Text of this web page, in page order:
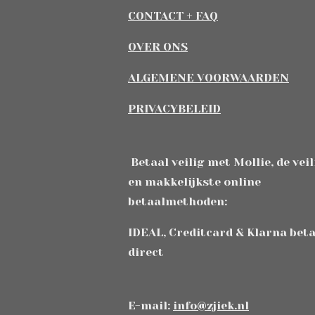
CONTACT + FAQ
OVER ONS
ALGEMENE VOORWAARDEN
PRIVACYBELEID
Betaal veilig met Mollie, de
en makkelijkste online
betaalmethoden:
IDEAL, Creditcard & Klarna
direct
E-mail: info@zjiek.nl